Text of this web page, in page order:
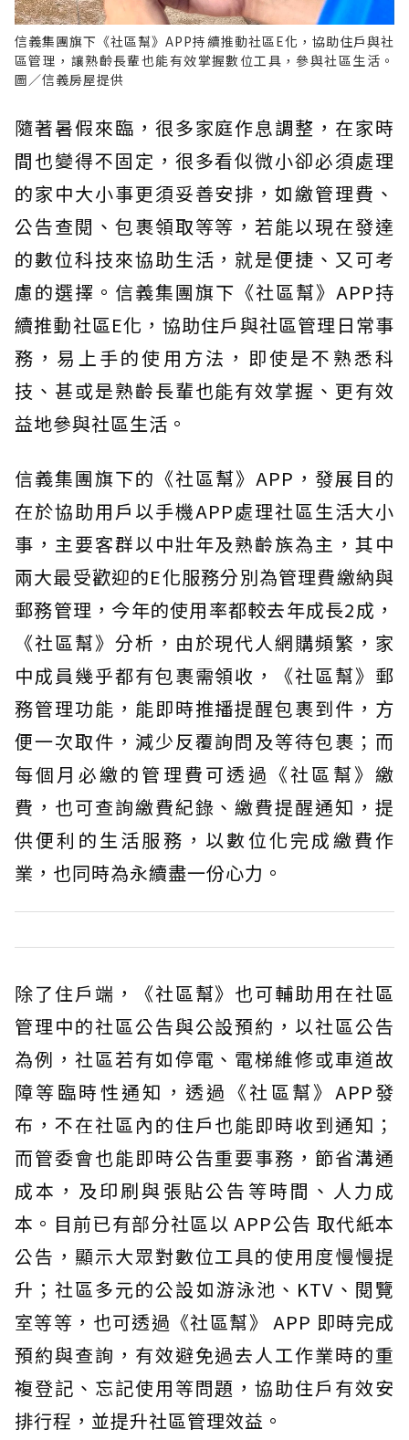
信義集團旗下《社區幫》APP持續推動社區E化，協助住戶與社
區管理，讓熟齡長輩也能有效掌握數位工具，參與社區生活。
圖／信義房屋提供
隨著暑假來臨，很多家庭作息調整，在家時
間也變得不固定，很多看似微小卻必須處理
的家中大小事更須妥善安排，如繳管理費、
公告查閱、包裹領取等等，若能以現在發達
的數位科技來協助生活，就是便捷、又可考
慮的選擇。信義集團旗下《社區幫》APP持
續推動社區E化，協助住戶與社區管理日常事
務，易上手的使用方法，即使是不熟悉科
技、甚或是熟齡長輩也能有效掌握、更有效
益地參與社區生活。
信義集團旗下的《社區幫》APP，發展目的
在於協助用戶以手機APP處理社區生活大小
事，主要客群以中壯年及熟齡族為主，其中
兩大最受歡迎的E化服務分別為管理費繳納與
郵務管理，今年的使用率都較去年成長2成，
《社區幫》分析，由於現代人網購頻繁，家
中成員幾乎都有包裹需領收，《社區幫》郵
務管理功能，能即時推播提醒包裹到件，方
便一次取件，減少反覆詢問及等待包裹；而
每個月必繳的管理費可透過《社區幫》繳
費，也可查詢繳費紀錄、繳費提醒通知，提
供便利的生活服務，以數位化完成繳費作
業，也同時為永續盡一份心力。
除了住戶端，《社區幫》也可輔助用在社區
管理中的社區公告與公設預約，以社區公告
為例，社區若有如停電、電梯維修或車道故
障等臨時性通知，透過《社區幫》APP發
布，不在社區內的住戶也能即時收到通知；
而管委會也能即時公告重要事務，節省溝通
成本，及印刷與張貼公告等時間、人力成
本。目前已有部分社區以 APP公告 取代紙本
公告，顯示大眾對數位工具的使用度慢慢提
升；社區多元的公設如游泳池、KTV、閱覽
室等等，也可透過《社區幫》 APP 即時完成
預約與查詢，有效避免過去人工作業時的重
複登記、忘記使用等問題，協助住戶有效安
排行程，並提升社區管理效益。